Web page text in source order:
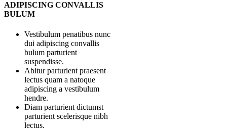
ADIPISCING CONVALLIS
BULUM
Vestibulum penatibus nunc
dui adipiscing convallis
bulum parturient
suspendisse.
Abitur parturient praesent
lectus quam a natoque
adipiscing a vestibulum
hendre.
Diam parturient dictumst
parturient scelerisque nibh
lectus.